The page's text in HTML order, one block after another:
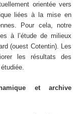
orientée vers
liées à la mise en
Pour cela, notre
à l’étude de milieux
(ouest Cotentin). Les
les résultats des
et archive